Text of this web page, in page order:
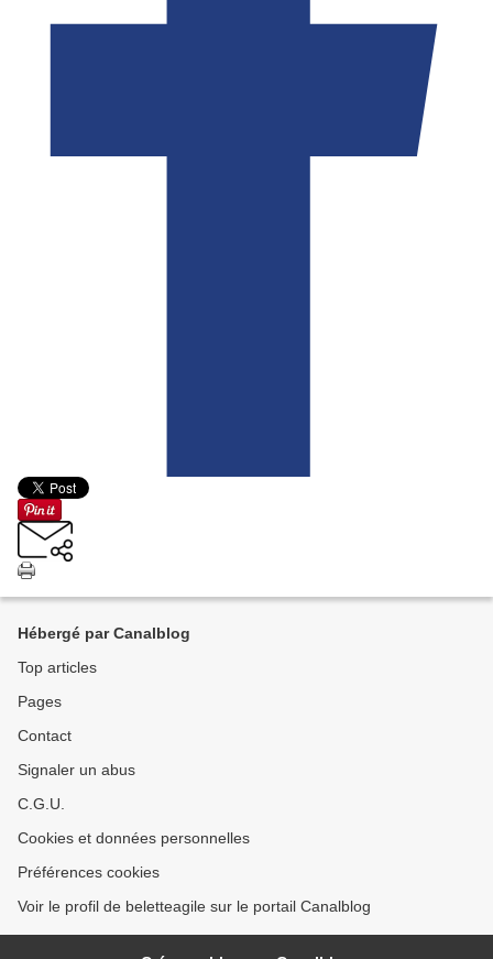
Hébergé par Canalblog
Top articles
Pages
Contact
Signaler un abus
C.G.U.
Cookies et données personnelles
Préférences cookies
Voir le profil de beletteagile sur le portail Canalblog